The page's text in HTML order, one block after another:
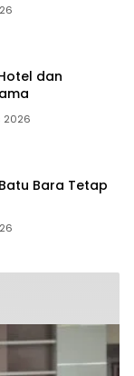
dan
2026
Bara Tetap